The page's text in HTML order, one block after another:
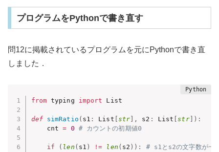
プログラムをPythonで書き直す
問12に掲載されているプログラムを元にPythonで書き直
しました．
from typing import List
def simRatio ( s1 : List str , s2 : List [str] ) :
    cnt
= 0 # カウントの初期値0
if ( len ( s1 ) != len ( s2 ) ) :
# s1とs2の文字数が一